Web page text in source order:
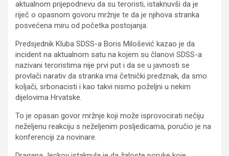
aktualnom prijepodnevu da su teroristi, istaknuvši da je
riječ o opasnom govoru mržnje te da je njihova stranka
posvećena miru od početka postojanja.
Predsjednik Kluba SDSS-a Boris Milošević kazao je da
incident na aktualnom satu na kojem su članovi SDSS-a
nazivani teroristima nije prvi put i da se u javnosti se
provlači narativ da stranka ima četnički predznak, da smo
koljači, srbonacisti i kao takvi nismo poželjni u nekim
dijelovima Hrvatske.
To je opasan govor mržnje koji može isprovocirati nečiju
neželjenu reakciju s neželjenim posljedicama, poručio je na
konferenciji za novinare.